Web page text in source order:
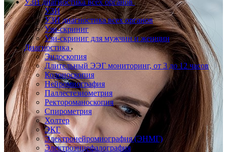
УЗИ диагностика всех органов
УЗИ
УЗИ диагностика всех органов
Узи-скриниг
Узи-скриниг для мужчин и женщин
Диагностика
Эндоскопия
Длительный ЭЭГ мониторинг, от 3 до 12 часов
Колоноскопия
Нейромиография
Паллестезиометрия
Ректороманоскопия
Спирометрия
Холтер
ЭКГ
Электронейромиография (ЭНМГ)
Электроэнцефалография